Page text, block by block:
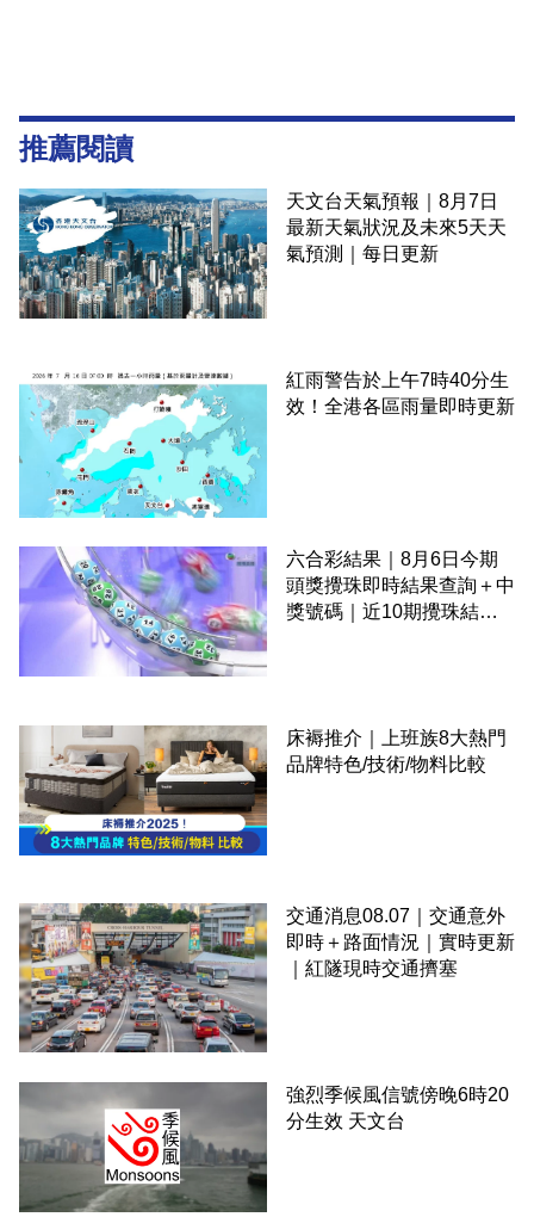
推薦閱讀
天文台天氣預報｜8月7日
最新天氣狀況及未來5天天
氣預測｜每日更新
紅雨警告於上午7時40分生
效！全港各區雨量即時更新
六合彩結果｜8月6日今期
頭獎攪珠即時結果查詢＋中
獎號碼｜近10期攪珠結果
床褥推介｜上班族8大熱門
品牌特色/技術/物料比較
交通消息08.07｜交通意外
即時＋路面情況｜實時更新
｜紅隧現時交通擠塞
強烈季候風信號傍晚6時20
分生效 天文台